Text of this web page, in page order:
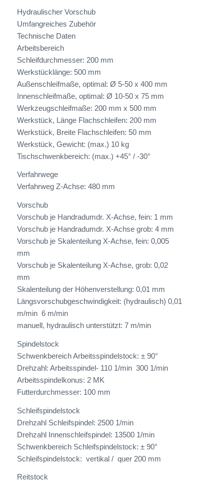
Hydraulischer Vorschub
Umfangreiches Zubehör
Technische Daten
Arbeitsbereich
Schleifdurchmesser: 200 mm
Werkstücklänge: 500 mm
Außenschleifmaße, optimal: Ø 5-50 x 400 mm
Innenschleifmaße, optimal: Ø 10-50 x 75 mm
Werkzeugschleifmaße: 200 mm x 500 mm
Werkstück, Länge Flachschleifen: 200 mm
Werkstück, Breite Flachschleifen: 50 mm
Werkstück, Gewicht: (max.) 10 kg
Tischschwenkbereich: (max.) +45° / -30°
Verfahrwege
Verfahrweg Z-Achse: 480 mm
Vorschub
Vorschub je Handradumdr. X-Achse, fein: 1 mm
Vorschub je Handradumdr. X-Achse grob: 4 mm
Vorschub je Skalenteilung X-Achse, fein: 0,005
mm
Vorschub je Skalenteilung X-Achse, grob: 0,02
mm
Skalenteilung der Höhenverstellung: 0,01 mm
Längsvorschubgeschwindigkeit: (hydraulisch) 0,01
m/min  6 m/min
manuell, hydraulisch unterstützt: 7 m/min
Spindelstock
Schwenkbereich Arbeitsspindelstock: ± 90°
Drehzahl: Arbeitsspindel- 110 1/min  300 1/min
Arbeitsspindelkonus: 2 MK
Futterdurchmesser: 100 mm
Schleifspindelstock
Drehzahl Schleifspindel: 2500 1/min
Drehzahl Innenschleifspindel: 13500 1/min
Schwenkbereich Schleifspindelstock: ± 90°
Schleifspindelstock:  vertikal /  quer 200 mm
Reitstock